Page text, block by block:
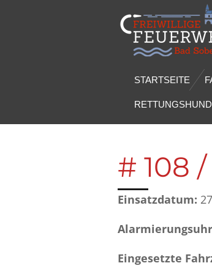
STARTSEITE
# 108
Einsatzdatum:
Eingesetzte